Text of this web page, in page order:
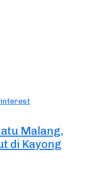
Malang,
di Kayong